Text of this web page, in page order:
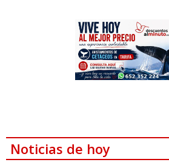
Noticias de hoy